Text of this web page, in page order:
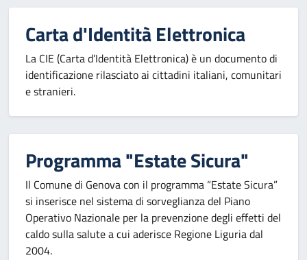
Carta d'Identità Elettronica
La CIE (Carta d’Identità Elettronica) è un documento di
identificazione rilasciato ai cittadini italiani, comunitari
e stranieri.
Programma "Estate Sicura"
Il Comune di Genova con il programma “Estate Sicura”
si inserisce nel sistema di sorveglianza del Piano
Operativo Nazionale per la prevenzione degli effetti del
caldo sulla salute a cui aderisce Regione Liguria dal
2004.